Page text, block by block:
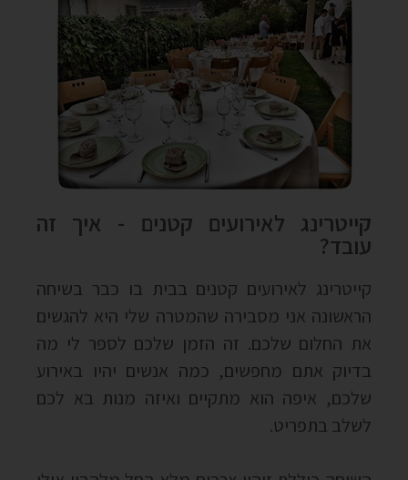
קייטרינג לאירועים קטנים - איך זה
עובד?
קייטרינג לאירועים קטנים בבית בו כבר בשיחה
הראשונה אני מסבירה שהמטרה שלי היא להגשים
את החלום שלכם. זה הזמן שלכם לספר לי מה
בדיוק אתם מחפשים, כמה אנשים יהיו באירוע
שלכם, איפה הוא מתקיים ואיזה מנות בא לכם
לשלב בתפריט.